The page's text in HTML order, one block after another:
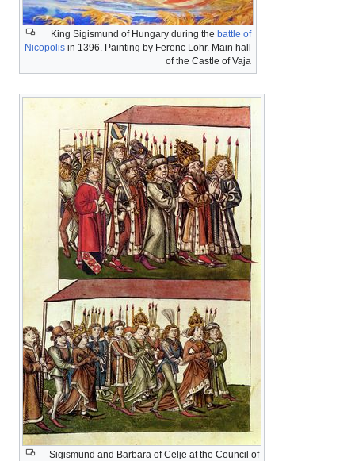
King Sigismund of Hungary during the battle of
Nicopolis in 1396. Painting by Ferenc Lohr. Main hall
of the Castle of Vaja
Sigismund and Barbara of Celje at the Council of